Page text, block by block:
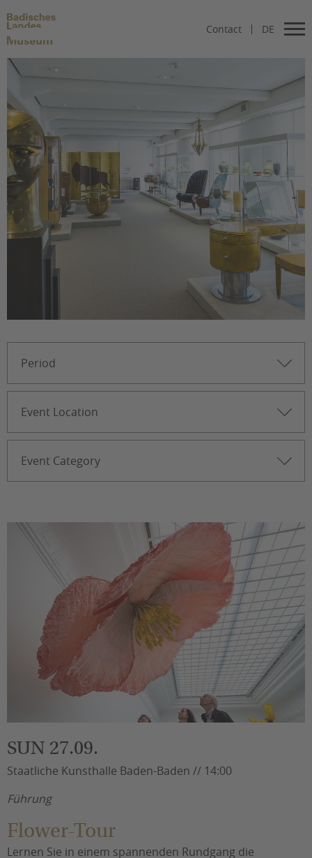
Contact DE
SUN 27.09.
Staatliche Kunsthalle Baden-Baden // 14:00
Führung
Flower-Tour
Lernen Sie in einem spannenden Rundgang die